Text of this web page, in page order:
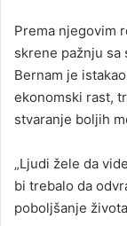
Prema njegovim
skrene pažnju sa
Bernam je
ekonomski rast,
stvaranje boljih
„Ljudi žele da
bi trebalo da
poboljšanje